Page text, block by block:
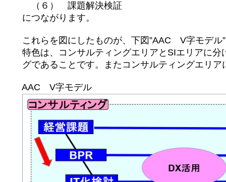
（６） 課題解決検証
につながります。
これらを図にしたものが、下図”AAC V字モデ
特色は、コンサルティングエリアとSIエリアに分
グであることです。またコンサルティングエリア
AAC V字モデル